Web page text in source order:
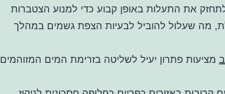
את התעלות באופן קבוע כדי למנוע הצטברות
מה שעלול להוביל לבעיות הצפת גשמים במהלך
מציעות פתרון יעיל לשליטה בזרימת המים המזוהמים